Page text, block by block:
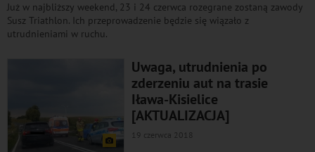
Już w najbliższy weekend, 23 i 24 czerwca rozegrane zostaną zawody
Susz Triathlon. Ich przeprowadzenie będzie się wiązało z
utrudnieniami w ruchu.
Uwaga, utrudnienia po
zderzeniu aut na trasie
Iława-Kisielice
[AKTUALIZACJA]
19 czerwca 2018